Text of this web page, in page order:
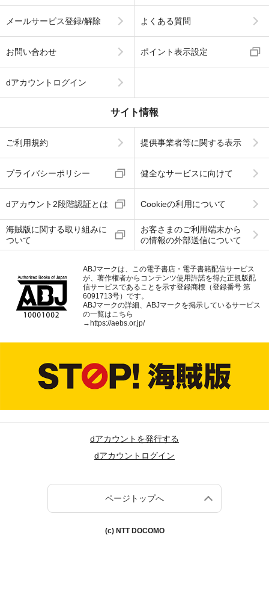
メールサービス登録/解除 よくある質問
お問い合わせ ポイント表示設定
dアカウントログイン
サイト情報
ご利用規約 提供事業者等に関する表示
プライバシーポリシー 健全なサービスに向けて
dアカウント2段階認証とは Cookieの利用について
海賊版に関する取り組みに
ついて
お客さまのご利用端末から
の情報の外部送信について
ABJマークは、この電子書店・電子書籍配信サービス
が、著作権者からコンテンツ使用許諾を得た正規版配
信サービスであることを示す登録商標（登録番号 第
6091713号）です。
ABJマークの詳細、ABJマークを掲示しているサービス
の一覧はこちら
→ https://aebs.or.jp/
dアカウントを発行する
dアカウントログイン
ページトップへ
(c) NTT DOCOMO